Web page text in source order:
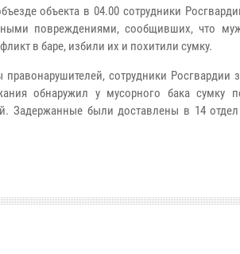
объекта в 04.00 сотрудники
повреждениями, сообщивших, что
в баре, избили их и похитили сумку.
сотрудники Росгвардии
обнаружил у мусорного бака сумку
Задержанные были доставлены в 14